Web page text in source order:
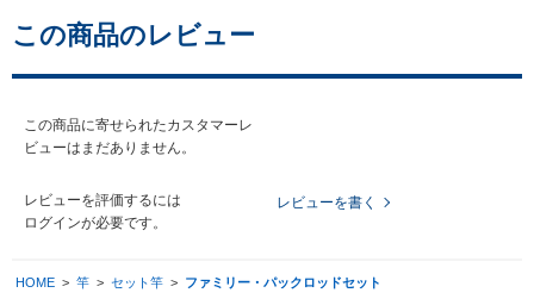
この商品のレビュー
この商品に寄せられたカスタマーレ
ビューはまだありません。
レビューを評価するには
ログインが必要です。
レビューを書く
HOME > 竿 > セット竿 > ファミリー・パックロッドセット